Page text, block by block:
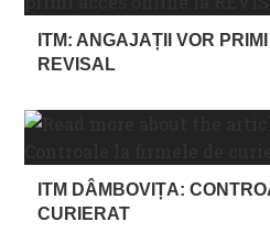
ITM: ANGAJAȚII VOR
REVISAL
ITM DÂMBOVIȚA:
CURIERAT